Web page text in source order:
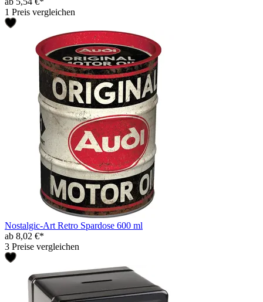
1 Preis vergleichen
Nostalgic-Art Retro Spardose 600 ml
ab 8,02 €*
3 Preise vergleichen